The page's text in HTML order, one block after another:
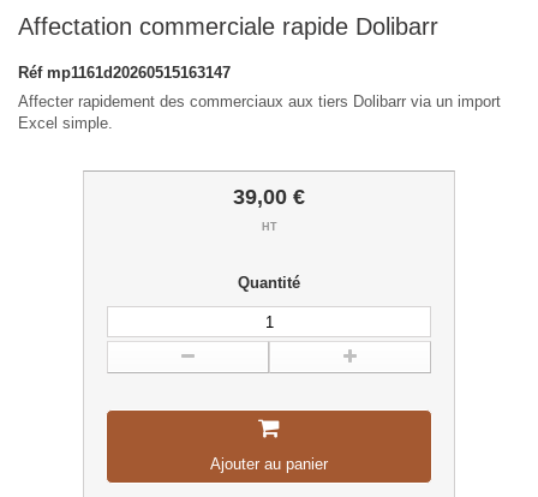
Affectation commerciale rapide Dolibarr
Réf mp1161d20260515163147
Affecter rapidement des commerciaux aux tiers Dolibarr via un import
Excel simple.
39,00 €
HT
Quantité
Ajouter au panier